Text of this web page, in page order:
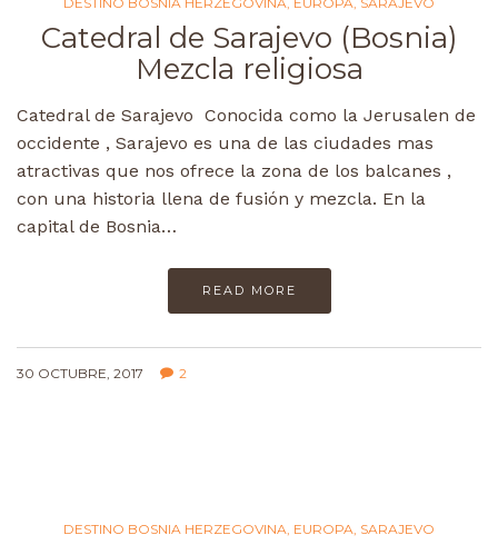
Catedral de Sarajevo (Bosnia)
Mezcla religiosa
Catedral de Sarajevo Conocida como la Jerusalen de
occidente , Sarajevo es una de las ciudades mas
atractivas que nos ofrece la zona de los balcanes ,
con una historia llena de fusión y mezcla. En la
capital de Bosnia…
READ MORE
30 OCTUBRE, 2017 2
DESTINO BOSNIA HERZEGOVINA, EUROPA, SARAJEVO